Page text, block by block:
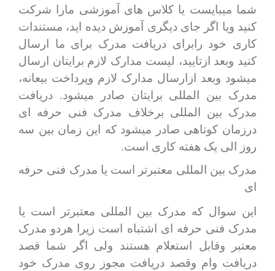
شما میبایست یا کلاس های آموزشی مارا شرکت
کنید ویا اگر جای دیگری آموزش دیده اید، مستندات
کاری خود رابرای دریافت مدرک برای ما ارسال
کنید وبعد ازتایید، لیست مدارک لازم برایتان ارسال
میشود وبعد ازارسال مدارک لازم وپرداخت بیعانه،
مدرک بین المللی برایتان صادر میشود. دریافت
مدرک بین المللی برخلاف مدرک فنی حرفه ای
درزمان کوتاهی صادر میشود که این زمان بین سه
روز الی یک هفته کاری است.
مدرک بین المللی معتبرتر است یا مدرک فنی حرفه
ای
این سوال که مدرک بین المللی معتبرتر است یا
مدرک فنی حرفه ای اشتباه است زیرا هردو مدرک
معتبر وقابل استعلام هستند ولی اگر شما قصد
دریافت وام وقصد دریافت مجوز روی مدرک خود